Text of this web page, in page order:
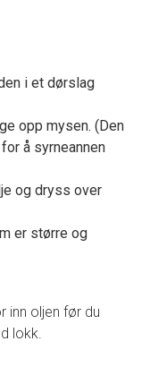
i et dørslag
opp mysen. (Den
å syrneannen
og dryss over
er større og
inn oljen før du
lokk.